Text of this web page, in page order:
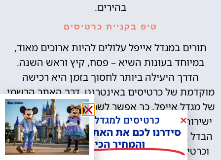
בהירים.
טיפ בקניית כרטיסים
תורים במגדל אייפל עלולים להיות ארוכים מאוד,
במיוחד בעונות השיא – פסח, קיץ וראש השנה.
הדרך היעילה ביותר לחסוך בזמן היא רכישה
מוקדמת של כרטיסים באינטרנט, דרך האתר הרשמי
של מגדל אייפל. כך אפשר לשריין מועד ושעה ולהגיע
ישירות לתור הבדיקה הביטחונית. כדאי לדעת שיש
הבדל בין כרטיסים למדרגות לבין כרטיסים למעלית,
וכרטיסים למפלס השני שונים במחירם מכרטיסים
כרטיסים למגדל אייפל?
סידרנו לכם את האתר הכי אמין -
והמחיר הכי זול!